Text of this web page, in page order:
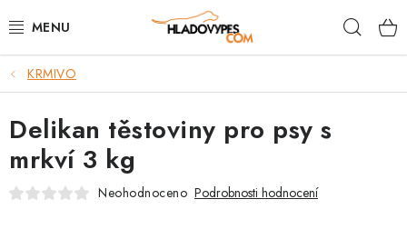
na
POTŘEBY PRO PSY
TAMI PŘEPRAVNÍ BOXY
SPORT SE PSEM
KRMIVO
Delikan těstoviny pro psy s
mrkví 3 kg
Neohodnoceno Podrobnosti hodnocení